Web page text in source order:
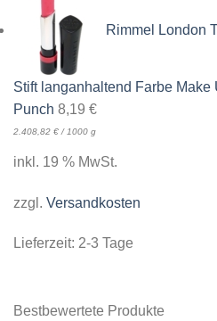
Rimmel London
Stift langanhaltend Farbe Make
Punch 8,19 €
2.408,82 € / 1000 g
inkl. 19 % MwSt.
zzgl. Versandkosten
Lieferzeit: 2-3 Tage
Bestbewertete Produkte